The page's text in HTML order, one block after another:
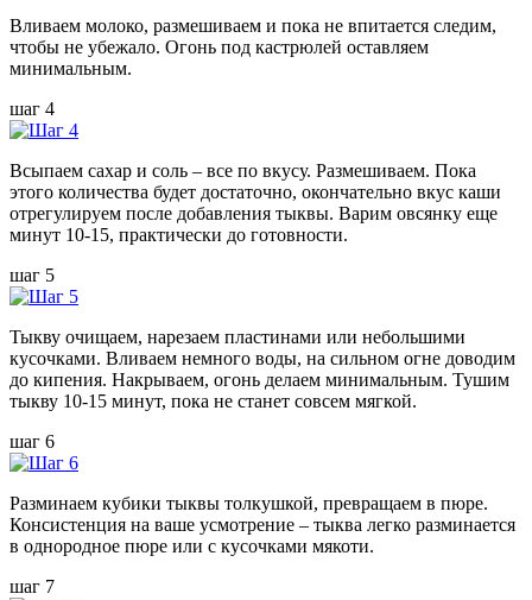
Вливаем молоко, размешиваем и пока не впитается следим,
чтобы не убежало. Огонь под кастрюлей оставляем
минимальным.
шаг 4
Всыпаем сахар и соль – все по вкусу. Размешиваем. Пока
этого количества будет достаточно, окончательно вкус каши
отрегулируем после добавления тыквы. Варим овсянку еще
минут 10-15, практически до готовности.
шаг 5
Тыкву очищаем, нарезаем пластинами или небольшими
кусочками. Вливаем немного воды, на сильном огне доводим
до кипения. Накрываем, огонь делаем минимальным. Тушим
тыкву 10-15 минут, пока не станет совсем мягкой.
шаг 6
Разминаем кубики тыквы толкушкой, превращаем в пюре.
Консистенция на ваше усмотрение – тыква легко разминается
в однородное пюре или с кусочками мякоти.
шаг 7